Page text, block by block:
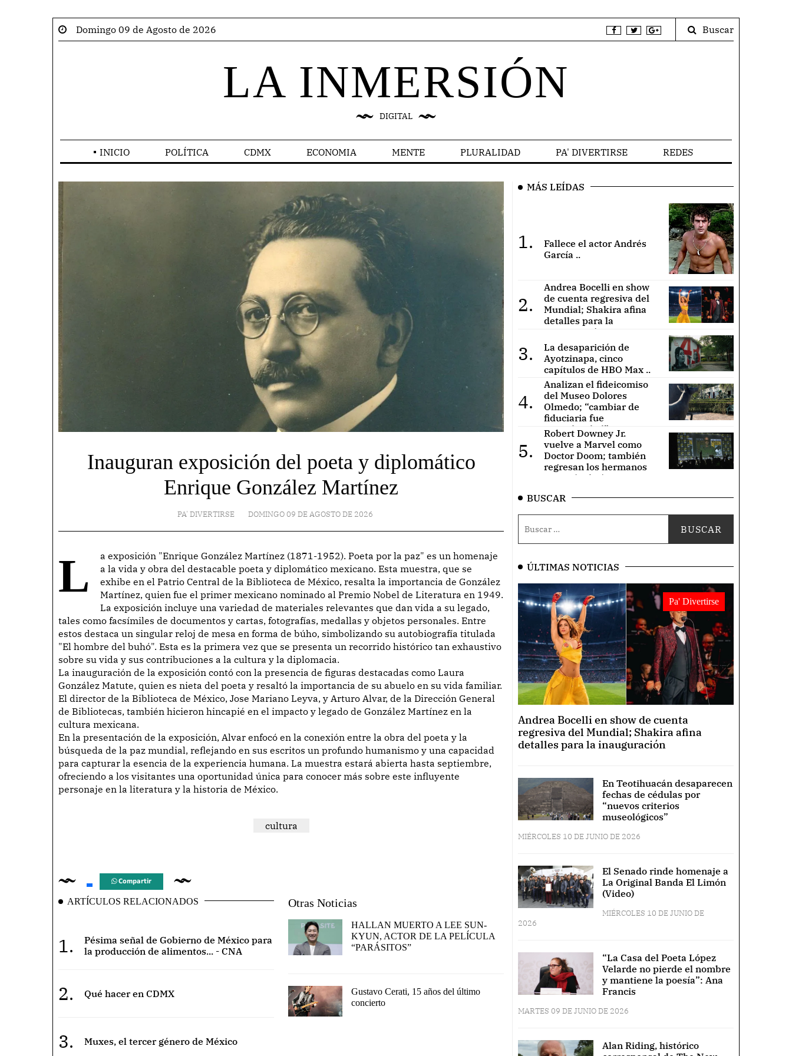
Domingo 09 de Agosto de 2026 Buscar
LA INMERSIÓN
DIGITAL
INICIO POLÍTICA CDMX ECONOMIA MENTE PLURALIDAD PA' DIVERTIRSE REDES
Inauguran exposición del poeta y diplomático
Enrique González Martínez
PA' DIVERTIRSE DOMINGO 09 DE AGOSTO DE 2026
La exposición "Enrique González Martínez (1871-1952). Poeta por la paz" es un homenaje
a la vida y obra del destacable poeta y diplomático mexicano. Esta muestra, que se
exhibe en el Patrio Central de la Biblioteca de México, resalta la importancia de González
Martínez, quien fue el primer mexicano nominado al Premio Nobel de Literatura en 1949.
La exposición incluye una variedad de materiales relevantes que dan vida a su legado,
tales como facsímiles de documentos y cartas, fotografías, medallas y objetos personales. Entre
estos destaca un singular reloj de mesa en forma de búho, simbolizando su autobiografía titulada
"El hombre del buhó". Esta es la primera vez que se presenta un recorrido histórico tan exhaustivo
sobre su vida y sus contribuciones a la cultura y la diplomacia.
La inauguración de la exposición contó con la presencia de figuras destacadas como Laura
González Matute, quien es nieta del poeta y resaltó la importancia de su abuelo en su vida familiar.
El director de la Biblioteca de México, Jose Mariano Leyva, y Arturo Alvar, de la Dirección General
de Bibliotecas, también hicieron hincapié en el impacto y legado de González Martínez en la
cultura mexicana.
En la presentación de la exposición, Alvar enfocó en la conexión entre la obra del poeta y la
búsqueda de la paz mundial, reflejando en sus escritos un profundo humanismo y una capacidad
para capturar la esencia de la experiencia humana. La muestra estará abierta hasta septiembre,
ofreciendo a los visitantes una oportunidad única para conocer más sobre este influyente
personaje en la literatura y la historia de México.
cultura
Compartir
ARTÍCULOS RELACIONADOS
1.
Pésima señal de Gobierno de México para
la producción de alimentos... - CNA
2. Qué hacer en CDMX
3. Muxes, el tercer género de México
Otras Noticias
HALLAN MUERTO A LEE SUN-
KYUN, ACTOR DE LA PELÍCULA
“PARÁSITOS”
Gustavo Cerati, 15 años del último
concierto
MÁS LEÍDAS
1.
Fallece el actor Andrés
García ..
2.
Andrea Bocelli en show
de cuenta regresiva del
Mundial; Shakira afina
detalles para la
inauguración ..
3.
La desaparición de
Ayotzinapa, cinco
capítulos de HBO Max ..
4.
Analizan el fideicomiso
del Museo Dolores
Olmedo; “cambiar de
fiduciaria fue
irregularidad” ..
5.
Robert Downey Jr.
vuelve a Marvel como
Doctor Doom; también
regresan los hermanos
Russo (Video) ..
BUSCAR
ÚLTIMAS NOTICIAS
Pa' Divertirse
Andrea Bocelli en show de cuenta
regresiva del Mundial; Shakira afina
detalles para la inauguración
En Teotihuacán desaparecen
fechas de cédulas por
“nuevos criterios
museológicos”
MIÉRCOLES 10 DE JUNIO DE 2026
El Senado rinde homenaje a
La Original Banda El Limón
(Video)
MIÉRCOLES 10 DE JUNIO DE
2026
“La Casa del Poeta López
Velarde no pierde el nombre
y mantiene la poesía”: Ana
Francis
MARTES 09 DE JUNIO DE 2026
Alan Riding, histórico